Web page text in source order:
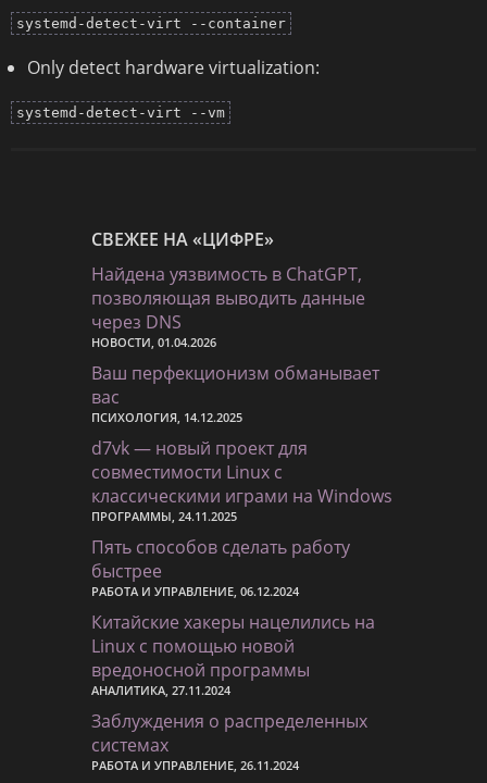
systemd-detect-virt --container
Only detect hardware virtualization:
systemd-detect-virt --vm
СВЕЖЕЕ НА «ЦИФРЕ»
Найдена уязвимость в ChatGPT,
позволяющая выводить данные
через DNS
НОВОСТИ, 01.04.2026
Ваш перфекционизм обманывает
вас
ПСИХОЛОГИЯ, 14.12.2025
d7vk — новый проект для
совместимости Linux с
классическими играми на Windows
ПРОГРАММЫ, 24.11.2025
Пять способов сделать работу
быстрее
РАБОТА И УПРАВЛЕНИЕ, 06.12.2024
Китайские хакеры нацелились на
Linux с помощью новой
вредоносной программы
АНАЛИТИКА, 27.11.2024
Заблуждения о распределенных
системах
РАБОТА И УПРАВЛЕНИЕ, 26.11.2024